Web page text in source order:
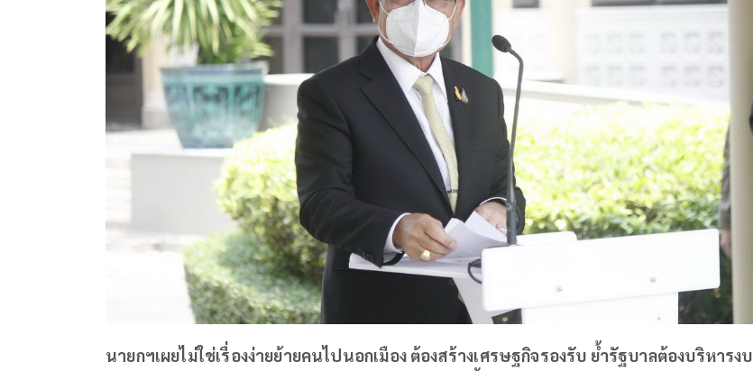
นายกฯเผยไม่ใช่เรื่องง่ายย้ายคนไปนอกเมือง ต้องสร้างเศรษฐกิจรองรับ ย้ำรัฐบาลต้องบริหารงบ